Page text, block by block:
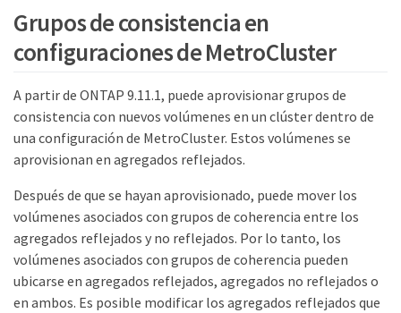
Grupos de consistencia en
configuraciones de MetroCluster
A partir de ONTAP 9.11.1, puede aprovisionar grupos de
consistencia con nuevos volúmenes en un clúster dentro de
una configuración de MetroCluster. Estos volúmenes se
aprovisionan en agregados reflejados.
Después de que se hayan aprovisionado, puede mover los
volúmenes asociados con grupos de coherencia entre los
agregados reflejados y no reflejados. Por lo tanto, los
volúmenes asociados con grupos de coherencia pueden
ubicarse en agregados reflejados, agregados no reflejados o
en ambos. Es posible modificar los agregados reflejados que